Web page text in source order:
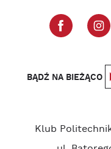
BĄDŹ NA BIEŻĄCO
Klub